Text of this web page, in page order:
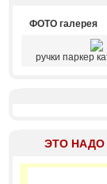
ФОТО галерея
ручки паркер
ЭТО НАДО